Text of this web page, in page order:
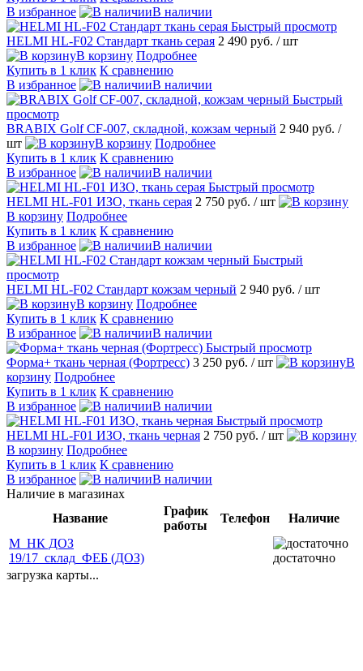
В избранное
В наличии
Быстрый просмотр
HELMI HL-F02 Стандарт ткань серая 2 490 руб. / шт
В корзину Подробнее
Купить в 1 клик К сравнению
В избранное
В наличии
Быстрый
просмотр
BRABIX Golf CF-007, складной, кожзам черный 2 940 руб. /
шт
В корзину Подробнее
Купить в 1 клик К сравнению
В избранное
В наличии
Быстрый просмотр
HELMI HL-F01 ИЗО, ткань серая 2 750 руб. / шт
В корзину Подробнее
Купить в 1 клик К сравнению
В избранное
В наличии
Быстрый
просмотр
HELMI HL-F02 Стандарт кожзам черный 2 940 руб. / шт
В корзину Подробнее
Купить в 1 клик К сравнению
В избранное
В наличии
Быстрый просмотр
Форма+ ткань черная (Фортресс) 3 250 руб. / шт
В
корзину Подробнее
Купить в 1 клик К сравнению
В избранное
В наличии
Быстрый просмотр
HELMI HL-F01 ИЗО, ткань черная 2 750 руб. / шт
В корзину Подробнее
Купить в 1 клик К сравнению
В избранное
В наличии
Наличие в магазинах
Название
График
работы
Телефон
Наличие
М_НК ДОЗ
19/17_склад_ФЕБ (ДОЗ)
достаточно
загрузка карты...